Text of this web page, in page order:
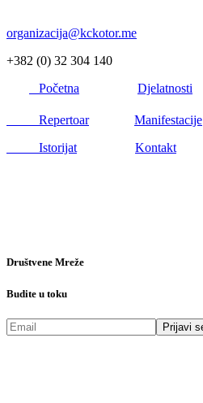
organizacija@kckotor.me
+382 (0) 32 304 140
Početna
Djelatnosti
Repertoar
Manifestacije
Istorijat
Kontakt
Društvene Mreže
Budite u toku